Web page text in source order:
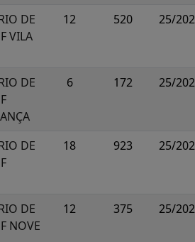
DE
VILA
12 520 25/
DE
6 172 25/
DE
18 923 25/
DE
NOVE
12 375 25/